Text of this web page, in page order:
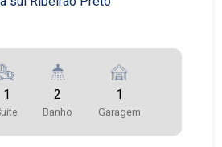
1 2
Banho
1
Garagem